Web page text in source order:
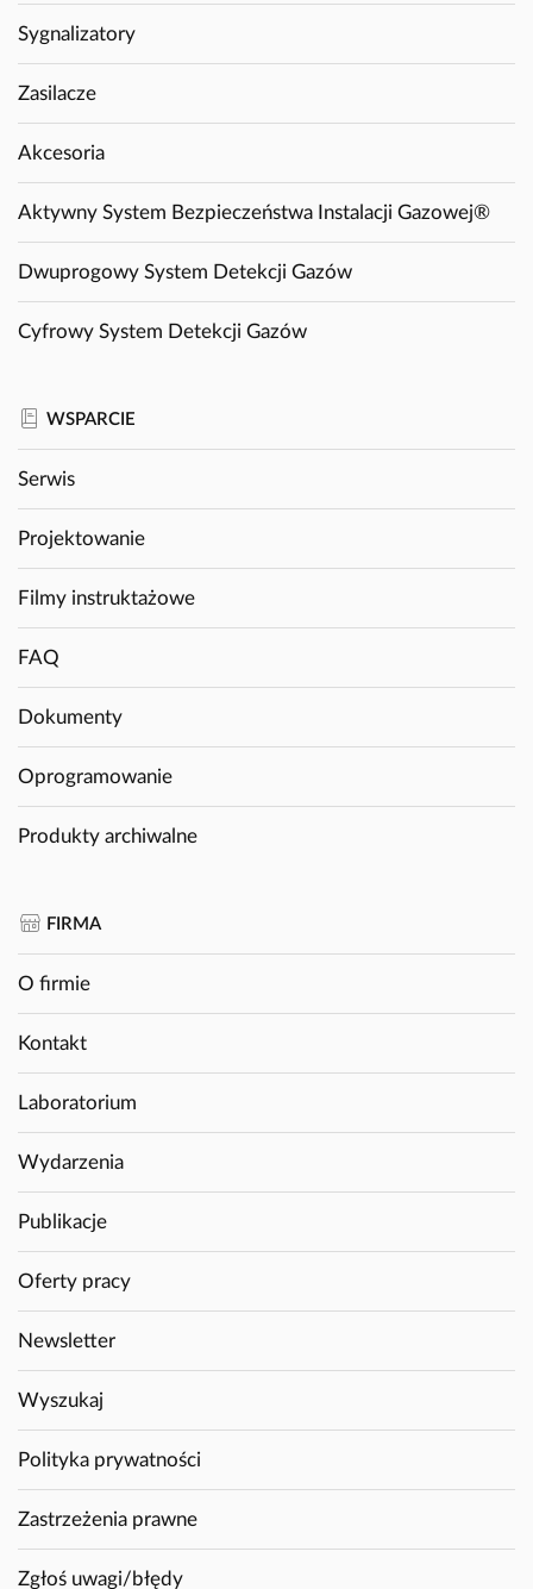
Sygnalizatory
Zasilacze
Akcesoria
Aktywny System Bezpieczeństwa Instalacji Gazowej®
Dwuprogowy System Detekcji Gazów
Cyfrowy System Detekcji Gazów
WSPARCIE
Serwis
Projektowanie
Filmy instruktażowe
FAQ
Dokumenty
Oprogramowanie
Produkty archiwalne
FIRMA
O firmie
Kontakt
Laboratorium
Wydarzenia
Publikacje
Oferty pracy
Newsletter
Wyszukaj
Polityka prywatności
Zastrzeżenia prawne
Zgłoś uwagi/błędy